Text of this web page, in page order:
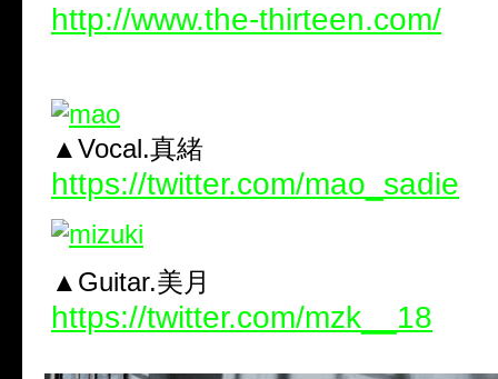
http://www.the-thirteen.com/
▲Vocal.真緒
https://twitter.com/mao_sadie
▲Guitar.美月
https://twitter.com/mzk__18